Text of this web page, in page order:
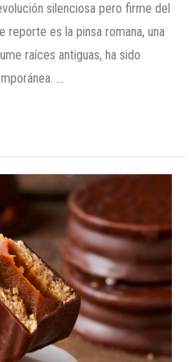
silenciosa pero firme del
es la pinsa romana, una
raíces antiguas, ha sido
…